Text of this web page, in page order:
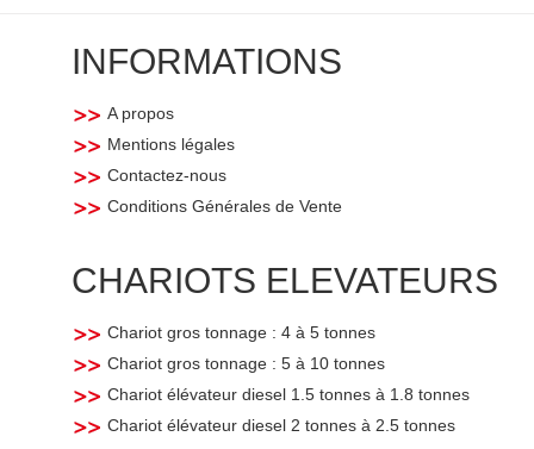
INFORMATIONS
A propos
Mentions légales
Contactez-nous
Conditions Générales de Vente
CHARIOTS ELEVATEURS
Chariot gros tonnage : 4 à 5 tonnes
Chariot gros tonnage : 5 à 10 tonnes
Chariot élévateur diesel 1.5 tonnes à 1.8 tonnes
Chariot élévateur diesel 2 tonnes à 2.5 tonnes